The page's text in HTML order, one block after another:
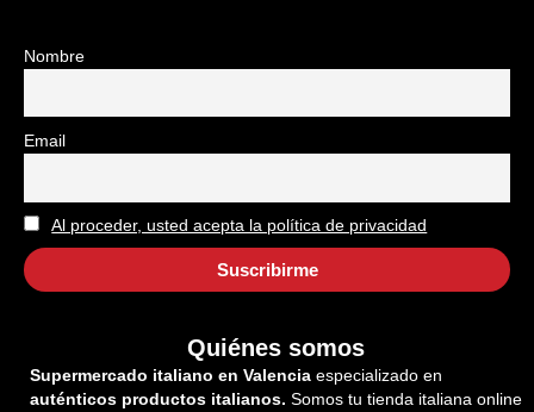
Nombre
Email
Al proceder, usted acepta la política de privacidad
Quiénes somos
Supermercado italiano en Valencia especializado en
auténticos productos italianos. Somos tu tienda italiana online